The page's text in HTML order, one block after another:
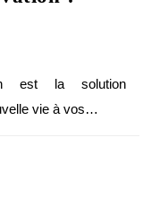
vie à vos…